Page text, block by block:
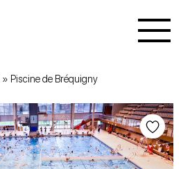
» Piscine de Bréquigny